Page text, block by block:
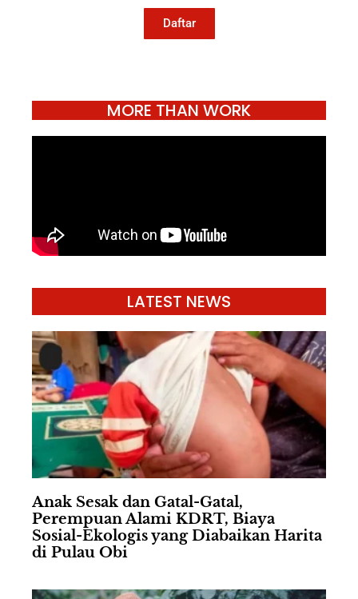
Daftar
MORE THAN WORK
LATEST NEWS
Anak Sesak dan Gatal-Gatal,
Perempuan Alami KDRT, Biaya
Sosial-Ekologis yang Diabaikan Harita
di Pulau Obi